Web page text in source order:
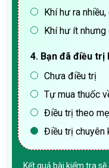
Khí hư ra
Khí hư ít
4. Bạn đã điều trị
Chưa điều trị
Tự mua thuốc
Điều trị theo
Điều trị chuyên
Kết quả bài kiểm tra